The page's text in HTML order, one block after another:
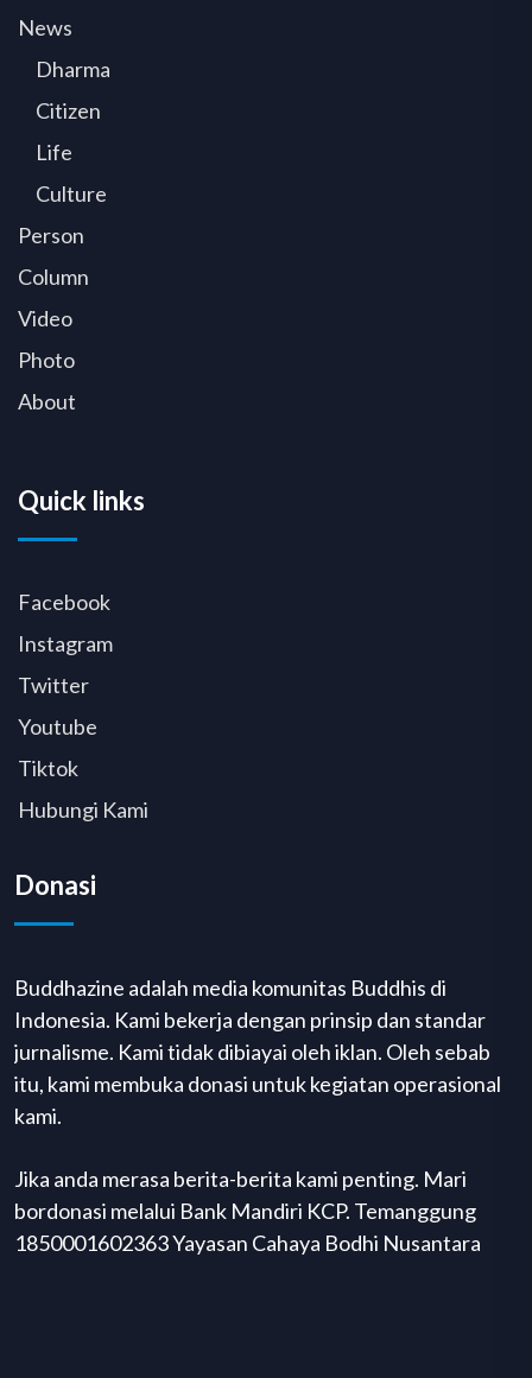
News
Dharma
Citizen
Life
Culture
Person
Column
Video
Photo
About
Quick links
Facebook
Instagram
Twitter
Youtube
Tiktok
Hubungi Kami
Donasi
Buddhazine adalah media komunitas Buddhis di
Indonesia. Kami bekerja dengan prinsip dan standar
jurnalisme. Kami tidak dibiayai oleh iklan. Oleh sebab
itu, kami membuka donasi untuk kegiatan operasional
kami.
Jika anda merasa berita-berita kami penting. Mari
bordonasi melalui Bank Mandiri KCP. Temanggung
1850001602363 Yayasan Cahaya Bodhi Nusantara